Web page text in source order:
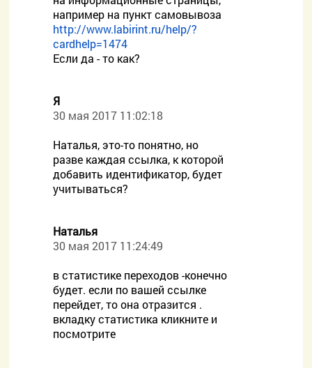
например на пункт самовывоза
http://www.labirint.ru/help/?
cardhelp=1474
Если да - то как?
Я
30 мая 2017 11:02:18
Наталья, это-то понятно, но
разве каждая ссылка, к которой
добавить идентификатор, будет
учитываться?
Наталья
30 мая 2017 11:24:49
в статистике переходов -конечно
будет. если по вашей ссылке
перейдет, то она отразится .
вкладку статистика кликните и
посмотрите